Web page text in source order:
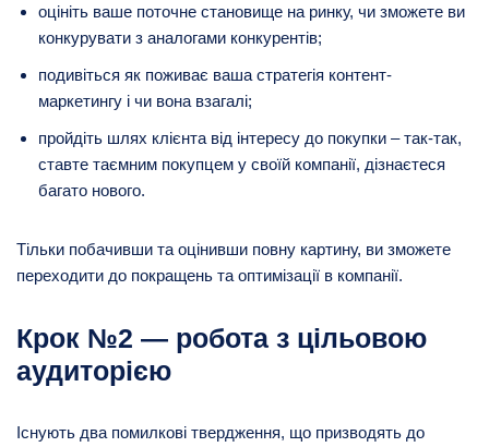
оцініть ваше поточне становище на ринку, чи зможете ви
конкурувати з аналогами конкурентів;
подивіться як поживає ваша стратегія контент-
маркетингу і чи вона взагалі;
пройдіть шлях клієнта від інтересу до покупки – так-так,
ставте таємним покупцем у своїй компанії, дізнаєтеся
багато нового.
Тільки побачивши та оцінивши повну картину, ви зможете
переходити до покращень та оптимізації в компанії.
Крок №2 — робота з цільовою
аудиторією
Існують два помилкові твердження, що призводять до